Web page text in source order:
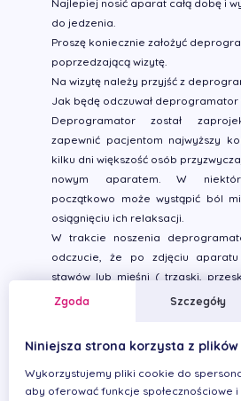
Najlepiej nosić aparat całą dobę i
do jedzenia.
Proszę koniecznie założyć
poprzedzającą wizytę.
Na wizytę należy przyjść z
Jak będę odczuwał deprogramator
Deprogramator został
zapewnić pacjentom najwyższy
kilku dni większość osób
nowym aparatem. W
początkowo może wystąpić ból
osiągnięciu ich relaksacji.
W trakcie noszenia
odczucie, że po zdjęciu
stawów lub mięśni ( trzaski,
mięśni) nasilają się; jest to stan
Jak bardzo zmieni się mój zgryz?
Zmiana w zgryzie jest niewielka,
Zgoda Szczegóły
Niniejsza strona korzysta z
Wykorzystujemy pliki cookie do
aby oferować funkcje społecznościowe